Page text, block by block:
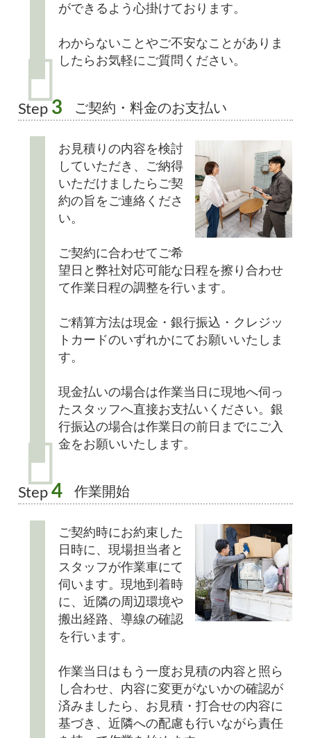
ができるよう心掛けております。
わからないことやご不安なことがありま
したらお気軽にご質問ください。
Step 3 ご契約・料金のお支払い
お見積りの内容を検討
していただき、ご納得
いただけましたらご契
約の旨をご連絡くださ
い。
ご契約に合わせてご希
望日と弊社対応可能な日程を擦り合わせ
て作業日程の調整を行います。
ご精算方法は現金・銀行振込・クレジッ
トカードのいずれかにてお願いいたしま
す。
現金払いの場合は作業当日に現地へ伺っ
たスタッフへ直接お支払いください。銀
行振込の場合は作業日の前日までにご入
金をお願いいたします。
Step 4 作業開始
ご契約時にお約束した
日時に、現場担当者と
スタッフが作業車にて
伺います。現地到着時
に、近隣の周辺環境や
搬出経路、導線の確認
を行います。
作業当日はもう一度お見積の内容と照ら
し合わせ、内容に変更がないかの確認が
済みましたら、お見積・打合せの内容に
基づき、近隣への配慮も行いながら責任